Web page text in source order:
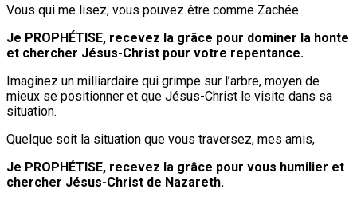
Vous qui me lisez, vous pouvez être comme Zachée.
Je PROPHÉTISE, recevez la grâce pour dominer la honte
et chercher Jésus-Christ pour votre repentance.
Imaginez un milliardaire qui grimpe sur l’arbre, moyen de
mieux se positionner et que Jésus-Christ le visite dans sa
situation.
Quelque soit la situation que vous traversez, mes amis,
Je PROPHÉTISE, recevez la grâce pour vous humilier et
chercher Jésus-Christ de Nazareth.